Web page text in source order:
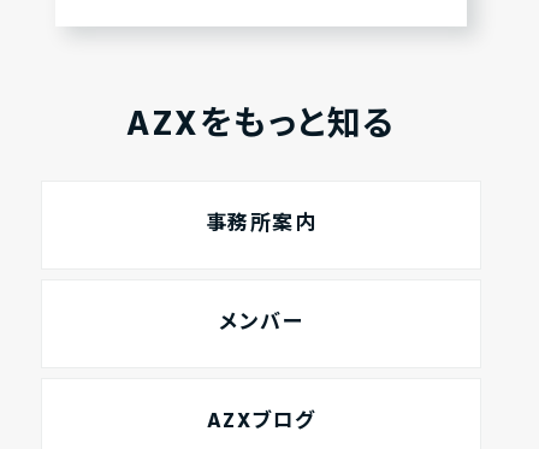
AZXをもっと知る
事務所案内
メンバー
AZXブログ